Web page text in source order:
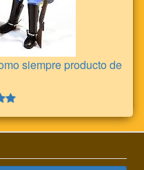
siempre producto de